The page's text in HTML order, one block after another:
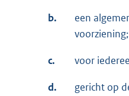
b.
een
voorziening;
c. voor
d.
gericht op